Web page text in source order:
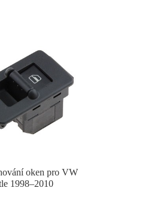
oken pro VW
1998–2010